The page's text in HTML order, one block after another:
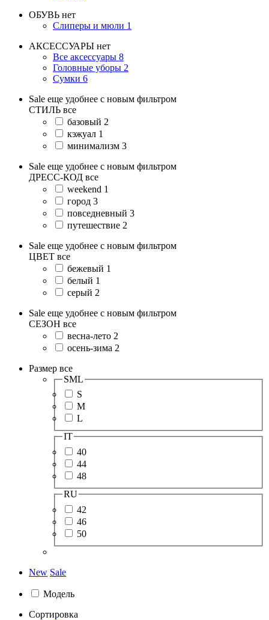
ОБУВЬ нет
Слиперы и мюли 1
АКСЕССУАРЫ нет
Все аксессуары 8
Головные уборы 2
Сумки 6
Sale еще удобнее с новым фильтром
СТИЛЬ все
базовый 2
кэжуал 1
минимализм 3
Sale еще удобнее с новым фильтром
ДРЕСС-КОД все
weekend 1
город 3
повседневный 3
путешествие 2
Sale еще удобнее с новым фильтром
ЦВЕТ все
бежевый 1
белый 1
серый 2
Sale еще удобнее с новым фильтром
СЕЗОН все
весна-лето 2
осень-зима 2
Размер все
SML
S
M
L
IT
40
44
48
RU
42
46
50
New Sale
Модель
Сортировка